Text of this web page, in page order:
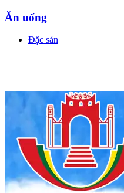
Ăn uống
Đặc sản